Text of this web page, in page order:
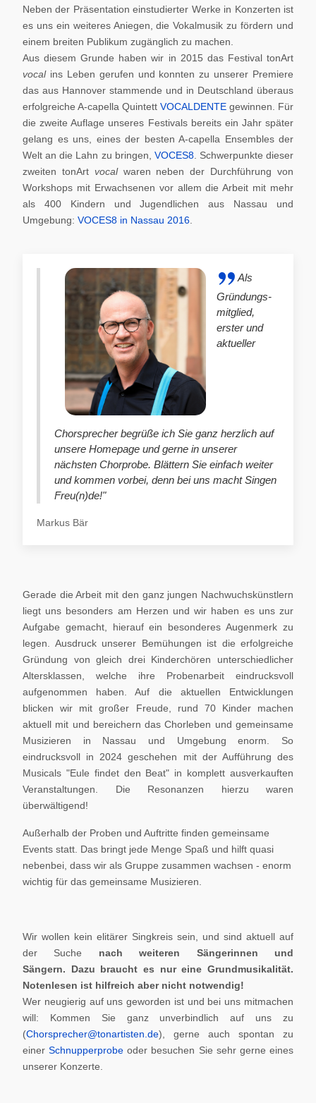
Neben der Präsentation einstudierter Werke in Konzerten ist
es uns ein weiteres Aniegen, die Vokalmusik zu fördern und
einem breiten Publikum zugänglich zu machen.
Aus diesem Grunde haben wir in 2015 das Festival tonArt
vocal ins Leben gerufen und konnten zu unserer Premiere
das aus Hannover stammende und in Deutschland überaus
erfolgreiche A-capella Quintett VOCALDENTE gewinnen. Für
die zweite Auflage unseres Festivals bereits ein Jahr später
gelang es uns, eines der besten A-capella Ensembles der
Welt an die Lahn zu bringen, VOCES8. Schwerpunkte dieser
zweiten tonArt vocalwaren neben der Durchführung von
Workshops mit Erwachsenen vor allem die Arbeit mit mehr
als 400 Kindern und Jugendlichen aus Nassau und
Umgebung: VOCES8 in Nassau 2016
Als
Gründungs-
mitglied,
erster und
aktueller
Chorsprecher begrüße ich Sie ganz herzlich auf
unsere Homepage und gerne in unserer
nächsten Chorprobe. Blättern Sie einfach weiter
und kommen vorbei, denn bei uns macht Singen
Freu(n)de!"
Markus Bär
Gerade die Arbeit mit den ganz jungen Nachwuchskünstlern
liegt uns besonders am Herzen und wir haben es uns zur
Aufgabe gemacht, hierauf ein besonderes Augenmerk zu
legen. Ausdruck unserer Bemühungen ist die erfolgreiche
Gründung von gleich drei Kinderchören unterschiedlicher
Altersklassen, welche ihre Probenarbeit eindrucksvoll
aufgenommen haben. Auf die aktuellen Entwicklungen
blicken wir mit großer Freude, rund 70 Kinder machen
aktuell mit und bereichern das Chorleben und gemeinsame
Musizieren in Nassau und Umgebung enorm. So
eindrucksvoll in 2024 geschehen mit der Aufführung des
Musicals "Eule findet den Beat" in komplett ausverkauften
Veranstaltungen. Die Resonanzen hierzu waren
überwältigend!
Außerhalb der Proben und Auftritte finden gemeinsame
Events statt. Das bringt jede Menge Spaß und hilft quasi
nebenbei, dass wir als Gruppe zusammen wachsen - enorm
wichtig für das gemeinsame Musizieren.
Wir wollen kein elitärer Singkreis sein, und sind aktuell auf
der Suche nach weiteren Sängerinnen und
Sängern. Dazu braucht es nur eine Grundmusikalität.
Notenlesen ist hilfreich aber nicht notwendig!
Wer neugierig auf uns geworden ist und bei uns mitmachen
will: Kommen Sie ganz unverbindlich auf uns zu
(Chorsprecher@tonartisten.de), gerne auch spontan zu
einerSchnupperprobe oder besuchen Sie sehr gerne eines
unserer Konzerte.